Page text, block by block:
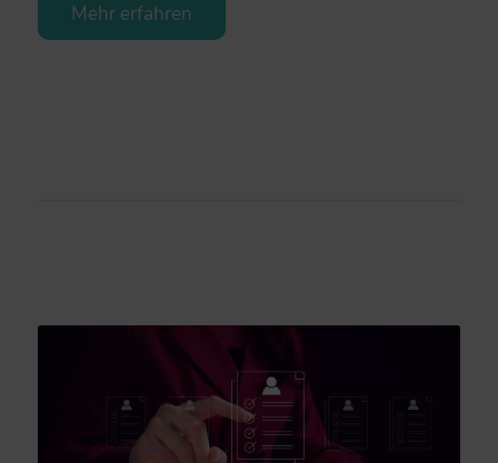
Mehr erfahren